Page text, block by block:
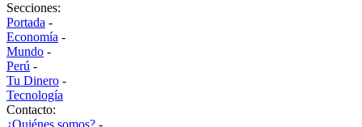
Secciones:
Portada -
Economía -
Mundo -
Perú -
Tu Dinero -
Tecnología
Contacto: